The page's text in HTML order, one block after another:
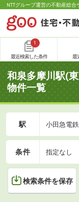
NTTグループ運営の不動産総合
1
最近検索した条件 最
和泉多摩川駅(
物件一覧
駅 小田急電
条件 指定なし
検索条件を保存